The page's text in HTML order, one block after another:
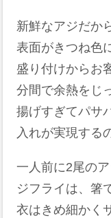
新鮮なアジだか
表面がきつね色
盛り付けからお
分間で余熱をじ
揚げすぎてパサ
入れが実現する
一人前に2尾の
ジフライは、箸
衣はきめ細かく